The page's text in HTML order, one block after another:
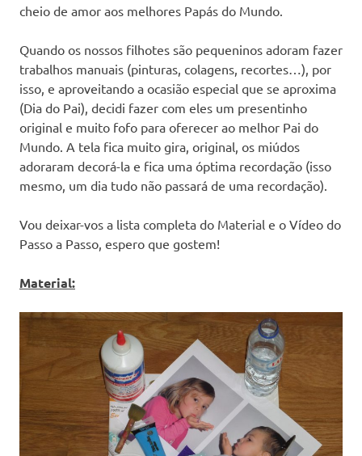
cheio de amor aos melhores Papás do Mundo.
Quando os nossos filhotes são pequeninos adoram fazer
trabalhos manuais (pinturas, colagens, recortes…), por
isso, e aproveitando a ocasião especial que se aproxima
(Dia do Pai), decidi fazer com eles um presentinho
original e muito fofo para oferecer ao melhor Pai do
Mundo. A tela fica muito gira, original, os miúdos
adoraram decorá-la e fica uma óptima recordação (isso
mesmo, um dia tudo não passará de uma recordação).
Vou deixar-vos a lista completa do Material e o Vídeo do
Passo a Passo, espero que gostem!
Material: